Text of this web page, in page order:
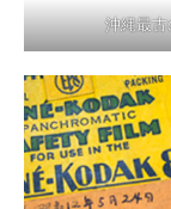
沖縄最